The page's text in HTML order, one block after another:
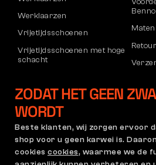
Werklaarzen
Vrijetijdsschoenen
Vrijetijdsschoenen met hoge
schacht
Sweatshirts
Maten
Algemene Voorwaarden
ZODAT HET GEEN
WORDT
Beste klanten, wij zorgen ervoor
shop voor u geen karwei is.
cookies cookies, waarmee we de